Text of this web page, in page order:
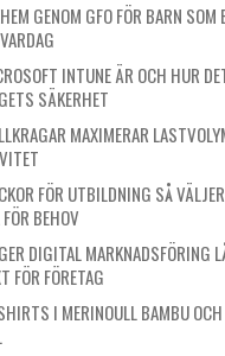
GENOM GFO FÖR BARN SOM
INTUNE ÄR OCH HUR
SÄKERHET
MAXIMERAR
FÖR UTBILDNING SÅ
BEHOV
DIGITAL MARKNADSFÖRING
FÖR FÖRETAG
I MERINOULL BAMBU OCH